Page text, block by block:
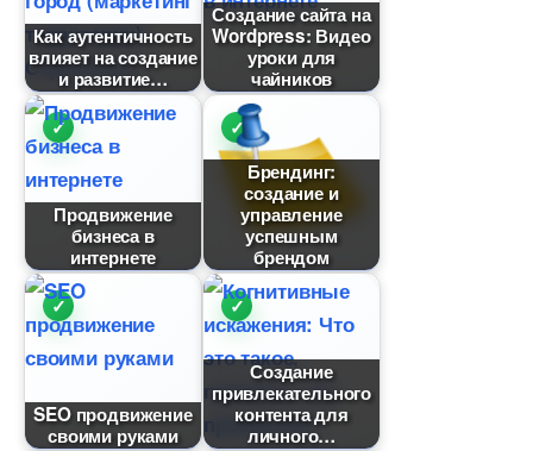
Как аутентичность
лияет на создание
и развитие
Создание сайта на
Wordpress: Видео
уроки для
чайнико
Продвижение
изнеса
интернете
Брендинг:
создание и
управление
успешным
рендом
SEO продвижение
своими руками
Создание
привлекательного
контента для
личного